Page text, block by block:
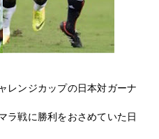
レンジカップの日本対ガーナ
ラ戦に勝利をおさめていた日